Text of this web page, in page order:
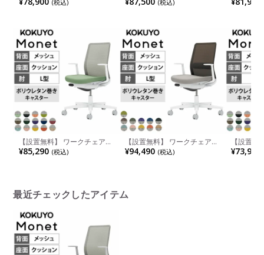
ェア L字肘(固定肘) 樹脂脚 ウ
ホワイトグレー C03-W110U
コクヨ 椅子
(税込) ェア L字肘(固定肘) 樹脂脚 ウ
布張り 背座別色(座色選択/背
ライトグレー) 本体/脚ホワイ
トグレー C03-W
(税込) ェア L字
メッシュ
色(ライ
トグレー
【設置無料】 ワークチェア
モネット Monet オフィスチ
ェア L字肘(固定肘) 樹脂脚 ウ
クヨ 椅子
¥85,290 (税込)
【設置無料】 ワークチェア
モネット Monet オフィスチ
ェア L字肘(固定肘) 樹脂脚 ウ
¥94,490 (税込)
【設置
モネット
ェア L字
¥73,900
最近チェックしたアイテム